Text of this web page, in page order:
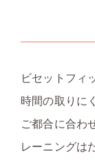
ビセットフィ
時間の取りに
ご都合に合わ
レーニングは